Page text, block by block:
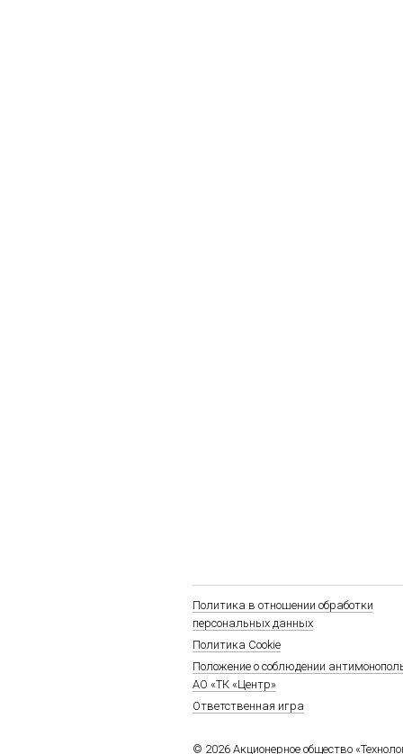
Политика в отношении обработки
персональных данных
Политика Cookie
Положение о соблюдении
АО «ТК «Центр»
Ответственная игра
© 2026 Акционерное общество